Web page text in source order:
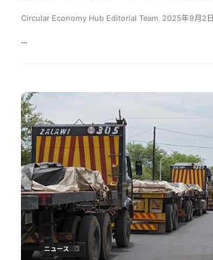
Circular Economy Hub Editorial Team, 2025年9月2日
...
ニュース